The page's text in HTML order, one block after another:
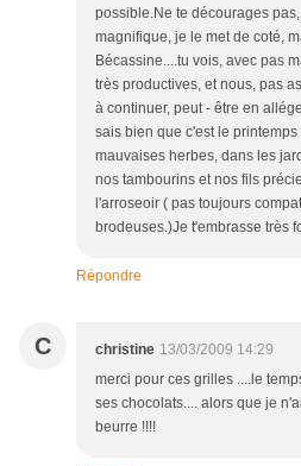
possible.Ne te décourages
magnifique, je le met de coté,
Bécassine....tu vois, avec pas
très productives, et nous, pas
à continuer, peut - être en
sais bien que c'est le
mauvaises herbes, dans les
nos tambourins et nos fils
l'arroseoir ( pas toujours
brodeuses.)Je t'embrasse très
Répondre
C christine 13/03/2009 14:29
merci pour ces grilles ....le
ses chocolats.... alors que je
beurre !!!!